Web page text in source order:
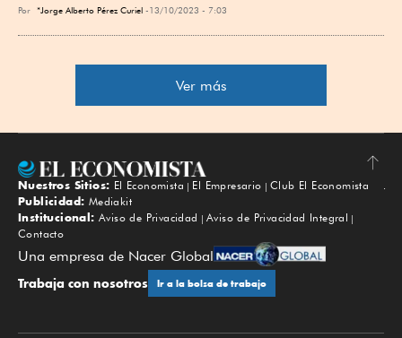
Por *Jorge Alberto Pérez Curiel 13/10/2023 - 7:03
Ver más
Subir
Nuestros Sitios: El Economista El Empresario
Club El Economista
Publicidad: Mediakit
Institucional: Aviso de Privacidad
Aviso de Privacidad Integral
Contacto
Una empresa de Nacer Global
Trabaja con nosotros Ir a la bolsa de trabajo